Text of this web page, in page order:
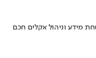
מידע וניהול אקלים חכם